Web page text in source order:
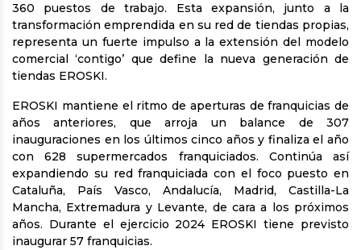
360 puestos de trabajo. Esta expansión, junto a la
transformación emprendida en su red de tiendas propias,
representa un fuerte impulso a la extensión del modelo
comercial ‘contigo’ que define la nueva generación de
tiendas EROSKI.
EROSKI mantiene el ritmo de aperturas de franquicias de
años anteriores, que arroja un balance de 307
inauguraciones en los últimos cinco años y finaliza el año
con 628 supermercados franquiciados. Continúa así
expandiendo su red franquiciada con el foco puesto en
Cataluña, País Vasco, Andalucía, Madrid, Castilla-La
Mancha, Extremadura y Levante, de cara a los próximos
años. Durante el ejercicio 2024 EROSKI tiene previsto
inaugurar 57 franquicias.